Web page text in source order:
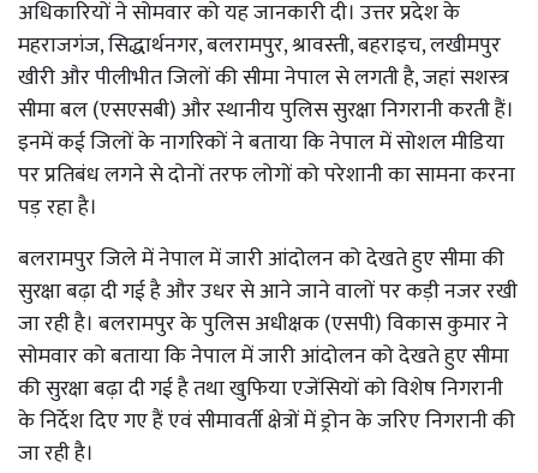
अधिकारियों ने सोमवार को यह जानकारी दी। उत्तर प्रदेश के
महराजगंज, सिद्धार्थनगर, बलरामपुर, श्रावस्ती, बहराइच, लखीमपुर
खीरी और पीलीभीत जिलों की सीमा नेपाल से लगती है, जहां सशस्त्र
सीमा बल (एसएसबी) और स्थानीय पुलिस सुरक्षा निगरानी करती हैं।
इनमें कई जिलों के नागरिकों ने बताया कि नेपाल में सोशल मीडिया
पर प्रतिबंध लगने से दोनों तरफ लोगों को परेशानी का सामना करना
पड़ रहा है।
बलरामपुर जिले में नेपाल में जारी आंदोलन को देखते हुए सीमा की
सुरक्षा बढ़ा दी गई है और उधर से आने जाने वालों पर कड़ी नजर रखी
जा रही है। बलरामपुर के पुलिस अधीक्षक (एसपी) विकास कुमार ने
सोमवार को बताया कि नेपाल में जारी आंदोलन को देखते हुए सीमा
की सुरक्षा बढ़ा दी गई है तथा खुफिया एजेंसियों को विशेष निगरानी
के निर्देश दिए गए हैं एवं सीमावर्ती क्षेत्रों में ड्रोन के जरिए निगरानी की
जा रही है।